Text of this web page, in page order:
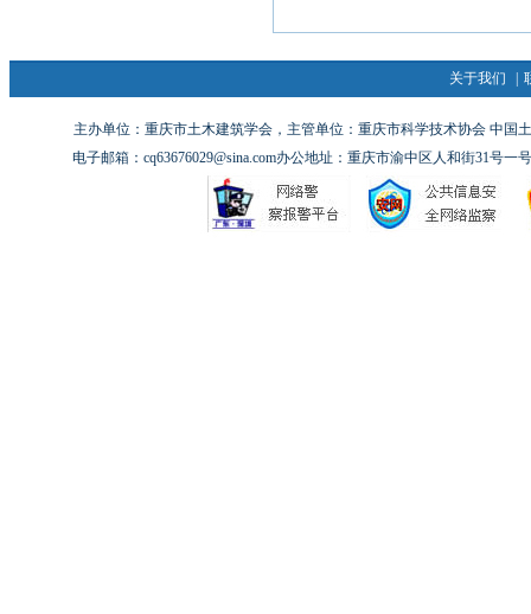
关于我们
主办单位：重庆市土木建筑学会，主管单位：重庆市科学技术协会 中国
电子邮箱：cq63676029@sina.com办公地址：重庆市渝中区人和街31号一